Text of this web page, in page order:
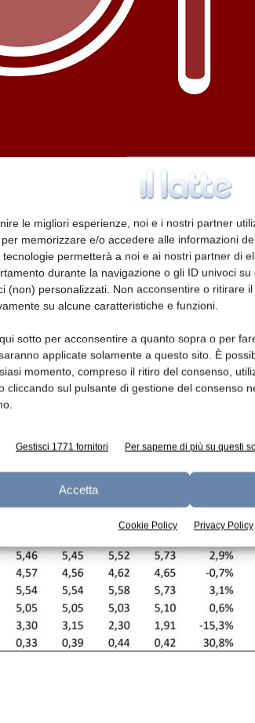
le migliori esperienze, noi e i nostri partner
memorizzare e/o accedere alle informazioni
tecnologie permetterà a noi e ai nostri partner di
durante la navigazione o gli ID univoci
(non) personalizzati. Non acconsentire o ritirare
su alcune caratteristiche e funzioni.
sotto per acconsentire a quanto sopra o per
applicate solamente a questo sito. È
momento, compreso il ritiro del consenso,
cliccando sul pulsante di gestione del consenso
Gestisci 1771 fornitori Per saperne di più su questi
Accetta
Cookie Policy Privacy Policy
interno in questa prima
i formaggi tradizionali. In
al 2017), il Grana Padano ha
listini (+26% rispetto al primo
aveva fatto registrare i primi
trimestre 2019 si segnala un
anche per il Gorgonzola e il
su base tendenziale). Sulla scia di
eccezionali del 2017, i listini
(-19,6% nel 2018), presentando
(-15,3%).